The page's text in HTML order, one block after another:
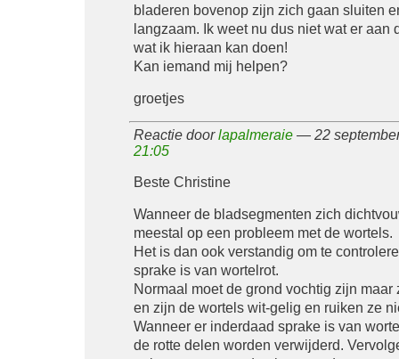
bladeren bovenop zijn zich gaan sluiten
langzaam. Ik weet nu dus niet wat er aan
wat ik hieraan kan doen!
Kan iemand mij helpen?
groetjes
Reactie doorlapalmeraie— 22
21:05
Beste Christine
Wanneer de bladsegmenten zich
meestal op een probleem met de wortels.
Het is dan ook verstandig om te
sprake is van wortelrot.
Normaal moet de grond vochtig zijn maar
en zijn de wortels wit-gelig en ruiken ze
Wanneer er inderdaad sprake is van
de rotte delen worden verwijderd.